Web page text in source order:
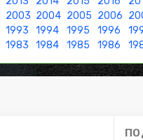
2003 2004 2005 2006
1993 1994 1995 1996
1983 1984 1985 1986